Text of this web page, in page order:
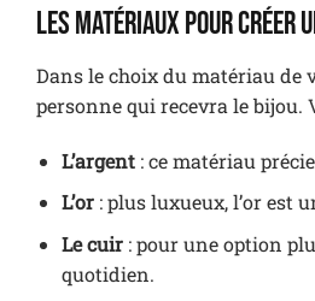
Les matériaux pour créer
Dans le choix du matériau de
personne qui recevra le
L’argent: ce matériau
L’or: plus luxueux, l’or est
Le cuir: pour une option
quotidien.